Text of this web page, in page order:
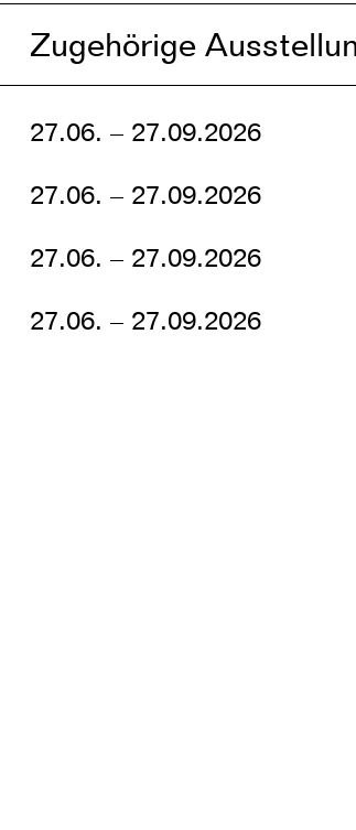
Zugehörige
27.06. – 27.09.2026
27.06. – 27.09.2026
27.06. – 27.09.2026
27.06. – 27.09.2026